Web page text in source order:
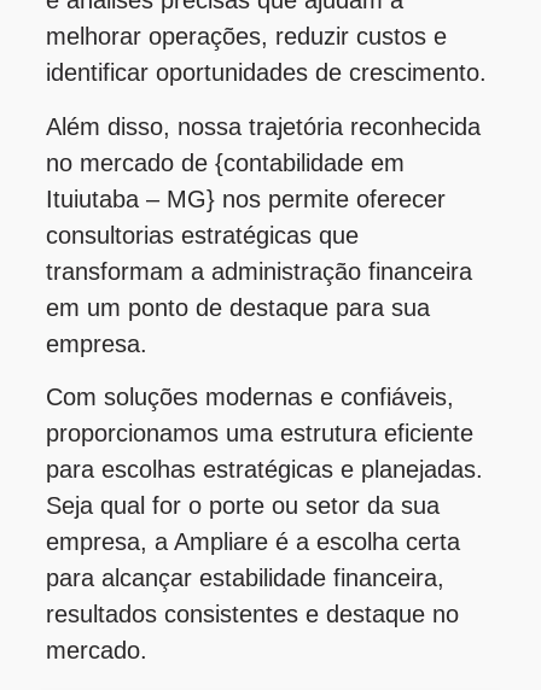
melhorar operações, reduzir custos e
identificar oportunidades de crescimento.
Além disso, nossa trajetória reconhecida
no mercado de {contabilidade em
Ituiutaba – MG} nos permite oferecer
consultorias estratégicas que
transformam a administração financeira
em um ponto de destaque para sua
empresa.
Com soluções modernas e confiáveis,
proporcionamos uma estrutura eficiente
para escolhas estratégicas e planejadas.
Seja qual for o porte ou setor da sua
empresa, a Ampliare é a escolha certa
para alcançar estabilidade financeira,
resultados consistentes e destaque no
mercado.